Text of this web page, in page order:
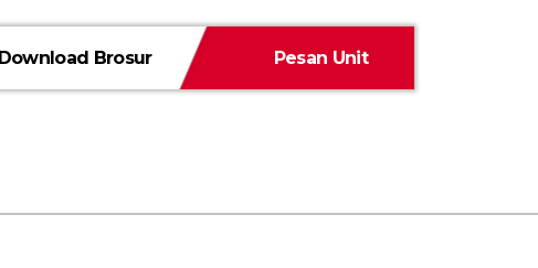
Download Brosur Pesan Unit